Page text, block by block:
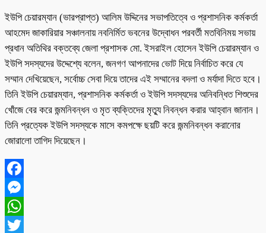
ইউপি চেয়ারম্যান (ভারপ্রাপ্ত) আলিম উদ্দিনের সভাপতিত্বে ও প্রশাসনিক কর্মকর্তা
আহমেদ জাকারিয়ার সঞ্চালনায় নবনির্মিত ভবনের উদ্বোধন পরবর্তী মতবিনিময় সভায়
প্রধান অতিথির বক্তব্যে জেলা প্রশাসক মো. ইসরাইল হোসেন ইউপি চেয়ারম্যান ও
ইউপি সদস্যদের উদ্দেশ্যে বলেন, জনগণ আপনাদের ভোট দিয়ে নির্বাচিত করে যে
সম্মান দেখিয়েছেন, সর্বোচ্চ সেবা দিয়ে তাদের এই সম্মানের বদলা ও মর্যাদা দিতে হবে।
তিনি ইউপি চেয়ারম্যান, প্রশাসনিক কর্মকর্তা ও ইউপি সদস্যদের অনিবন্ধিত শিশুদের
খোঁজে বের করে জন্মনিবন্ধন ও মৃত ব্যক্তিদের মৃত্যু নিবন্ধন করার আহ্বান জানান।
তিনি প্রত্যেক ইউপি সদস্যকে মাসে কমপক্ষে ছয়টি করে জন্মনিবন্ধন করানোর
জোরালো তাগিদ দিয়েছেন।
Facebook
Messenger
WhatsApp